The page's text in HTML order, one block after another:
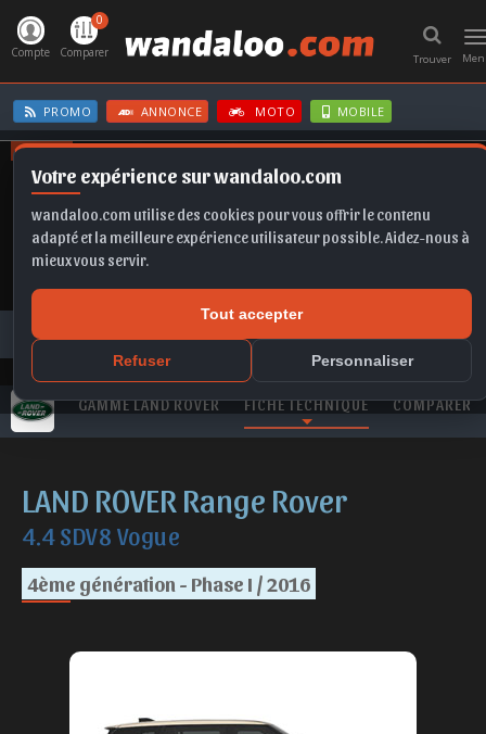
Votre expérience sur wandaloo.com
wandaloo.com utilise des cookies pour vous offrir le contenu
adapté et la meilleure expérience utilisateur possible. Aidez-nous à
mieux vous servir.
Tout accepter
Refuser Personnaliser
Trouver
Compte
0
Comparer
PROMO ANNONCE MOTO MOBILE
OFFRES
KAMIQ IBIZA GRANDLAND
LAND ROVER
Range Rover
LAND ROVER Range Rover 4.4 SDV8 Vogue neuve au Maroc
GAMME LAND ROVER FICHE TECHNIQUE COMPARER
LAND ROVER Range Rover
4.4 SDV8 Vogue
4ème génération - Phase I / 2016